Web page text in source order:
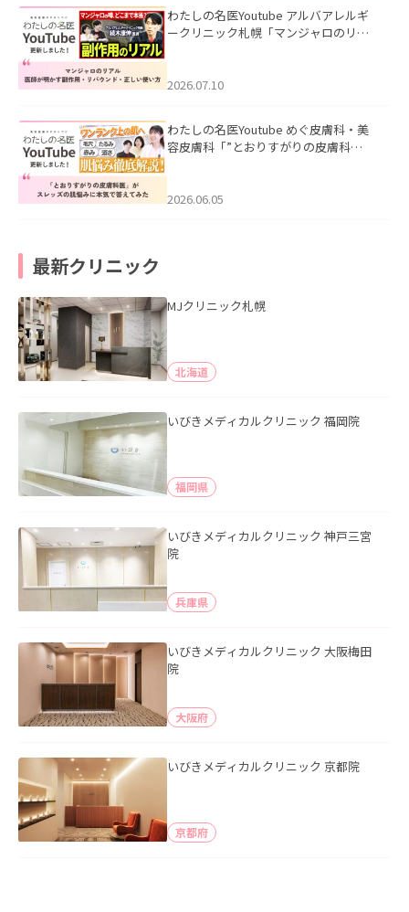
わたしの名医Youtube アルバアレルギ
ークリニック札幌「マンジャロのリア
た。
2026.07.10
わたしの名医Youtube めぐ皮膚科・美
容皮膚科「”とおりすがりの皮膚科
2026.06.05
最新クリニック
MJクリニック札幌
北海道
いびきメディカルクリニック 福岡院
福岡県
いびきメディカルクリニック 神戸三宮
院
兵庫県
いびきメディカルクリニック 大阪梅田
院
大阪府
いびきメディカルクリニック 京都院
京都府